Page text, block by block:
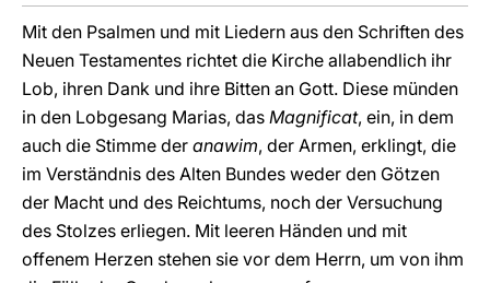
Mit den Psalmen und mit Liedern aus den Schriften des
Neuen Testamentes richtet die Kirche allabendlich ihr
Lob, ihren Dank und ihre Bitten an Gott. Diese münden
in den Lobgesang Marias, das Magnificat, ein, in dem
auch die Stimme der anawim, der Armen, erklingt, die
im Verständnis des Alten Bundes weder den Götzen
der Macht und des Reichtums, noch der Versuchung
des Stolzes erliegen. Mit leeren Händen und mit
offenem Herzen stehen sie vor dem Herrn, um von ihm